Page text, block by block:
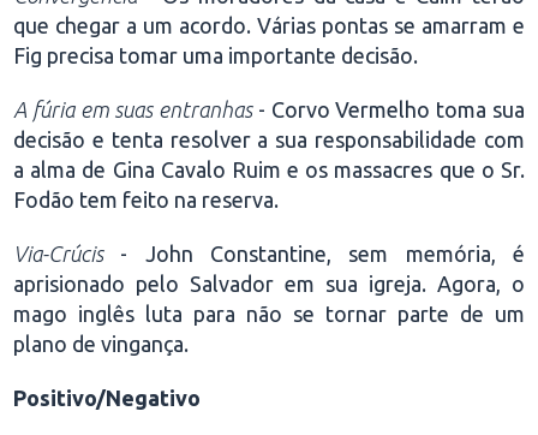
que chegar a um acordo. Várias pontas se amarram e
Fig precisa tomar uma importante decisão.
A fúria em suas entranhas- Corvo Vermelho toma sua
decisão e tenta resolver a sua responsabilidade com
a alma de Gina Cavalo Ruim e os massacres que o Sr.
Fodão tem feito na reserva.
Via-Crúcis- John Constantine, sem memória, é
aprisionado pelo Salvador em sua igreja. Agora, o
mago inglês luta para não se tornar parte de um
plano de vingança.
Positivo/Negativo